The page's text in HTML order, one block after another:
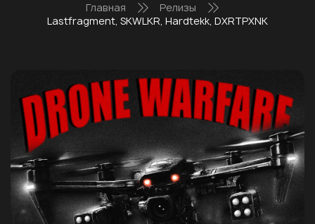
Главная
Релизы
Lastfragment, SKWLKR, Hardtekk, DXRTPXNK